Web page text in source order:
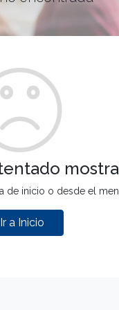
de inicio o desde el
Ir a Inicio